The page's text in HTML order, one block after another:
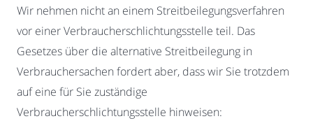
Wir nehmen nicht an einem Streitbeilegungsverfahren
vor einer Verbraucherschlichtungsstelle teil. Das
Gesetzes über die alternative Streitbeilegung in
Verbrauchersachen fordert aber, dass wir Sie trotzdem
auf eine für Sie zuständige
Verbraucherschlichtungsstelle hinweisen: